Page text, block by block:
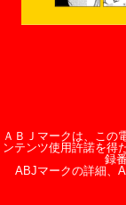
ＡＢＪマークは、この
ンテンツ使用許諾を得
録
ABJマークの詳細、